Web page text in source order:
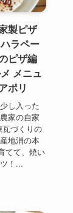
製ピザ
ラペー
ピザ編
メニュ
ポリ
し入った
家の自家
づくりの
地消の本
てて、焼い
！...